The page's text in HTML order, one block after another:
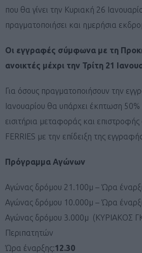
που θα γίνει την Κυριακή 26
πραγματοποιήσει και ημερήσια
Οι εγγραφές σύμφωνα με τη
ανοικτές μέχρι την Τρίτη 21
Για όσους πραγματοποιήσουν την
Ιανουαρίου θα υπάρχει έκπτωση
εισιτήρια μεταφοράς και
FERRIES με την επίδειξη της
Πρόγραμμα Αγώνων
Αγώνας δρόμου 21.100μ – Ώρα
Αγώνας δρόμου 10.000μ – Ώρα
Αγώνας δρόμου 3.000μ (ΚΥΡΙΑΚΟΣ
Περιπατητών
Ώρα έναρξης:12.30